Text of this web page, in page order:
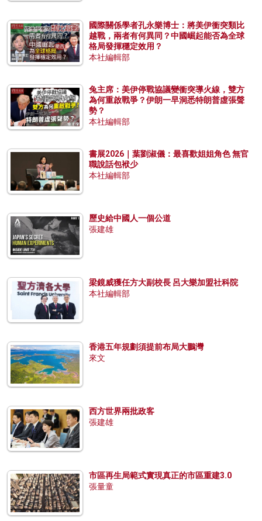
國際關係學者孔永樂博士：將美伊衝突類比
越戰，兩者有何異同？中國崛起能否為全球
格局發揮穩定效用？
本社編輯部
兔主席：美伊停戰協議變衝突導火線，雙方
為何重啟戰爭？伊朗一早洞悉特朗普虛張聲
勢？
本社編輯部
書展2026｜葉劉淑儀：最喜歡姐姐角色 無官
職說話包袱少
本社編輯部
歷史給中國人一個公道
張建雄
梁鏡威獲任方大副校長 呂大樂加盟社科院
本社編輯部
香港五年規劃須提前布局大鵬灣
來文
西方世界兩批政客
張建雄
市區再生局範式實現真正的市區重建3.0
張量童